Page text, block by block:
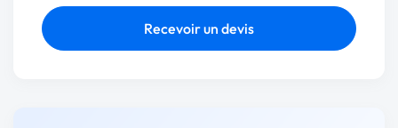
Recevoir un devis